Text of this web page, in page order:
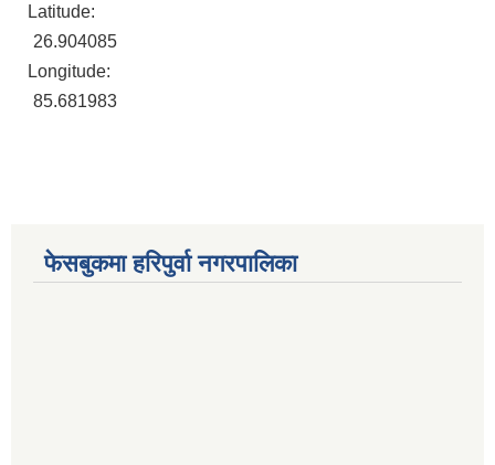
Latitude:
26.904085
Longitude:
85.681983
फेसबुकमा हरिपुर्वा नगरपालिका